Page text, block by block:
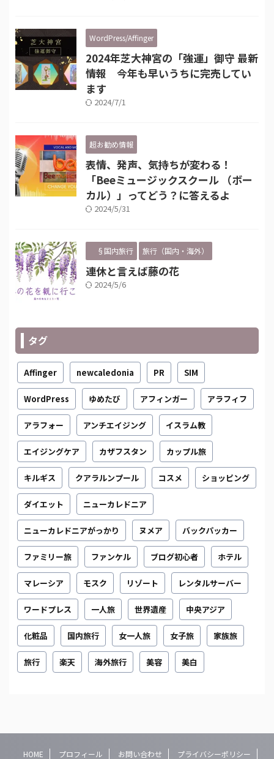
WordPress/Affinger
2024年芝大神宮の「強運」御守 最新
情報 今年も早いうちに完売してい
ます
2024/7/1
超お勧め情報
表情、発声、気持ちが変わる！
「Beeミュージックスクール （ボー
カル）」ってどう？に答えるよ
2024/5/31
§国内旅行 旅行（国内・海外）
連休と言えば藤の花
2024/5/6
タグ
Affinger newcaledonia PR SIM
WordPress ゆめたび アフィンガー アラフィフ
アラフォー アンチエイジング イスラム教
エイジングケア カザフスタン カップル旅
キルギス クアラルンプール コスメ ショッピング
ダイエット ニューカレドニア
ニューカレドニアがっかり ヌメア バックパッカー
ファミリー旅 ファンケル ブログ初心者 ホテル
マレーシア モスク リゾート レンタルサーバー
ワードプレス 一人旅 世界遺産 中央アジア
化粧品 国内旅行 女一人旅 女子旅 家族旅
旅行 楽天 海外旅行 美容 美白
HOME プロフィール お問い合わせ プライバシーポリシー